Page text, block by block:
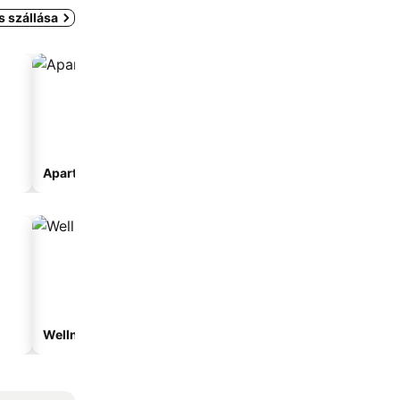
szállása
Apartmanhotel
Wellnesshotelek